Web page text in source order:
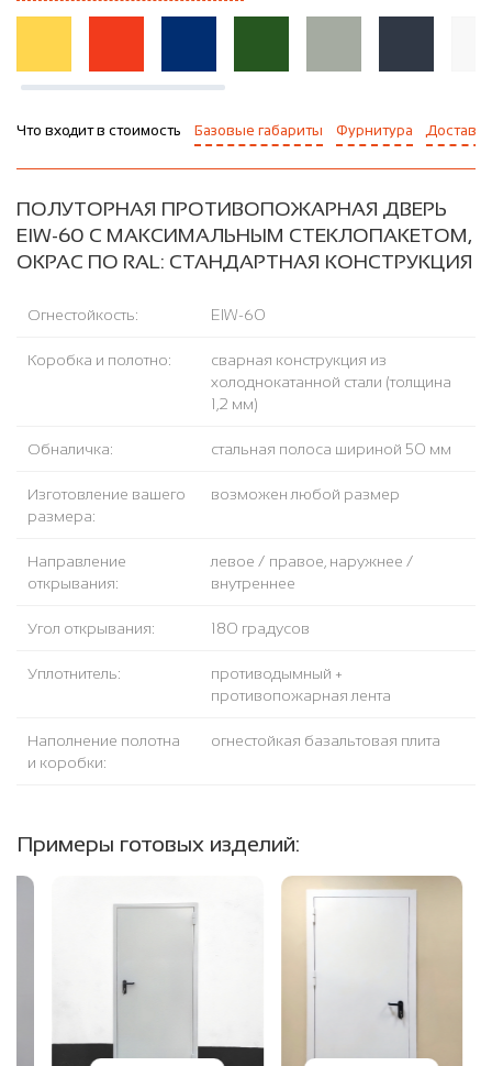
Что входит в стоимость Базовые габариты Фурнитура Доставка
ПОЛУТОРНАЯ ПРОТИВОПОЖАРНАЯ ДВЕРЬ
EIW-60 С МАКСИМАЛЬНЫМ СТЕКЛОПАКЕТОМ,
ОКРАС ПО RAL: СТАНДАРТНАЯ КОНСТРУКЦИЯ
Огнестойкость: EIW-60
Коробка и полотно:
сварная конструкция из
холоднокатанной стали (толщина
1,2 мм)
Обналичка: стальная полоса шириной 50 мм
Изготовление вашего
размера:
возможен любой размер
Направление
открывания:
левое / правое, наружнее /
внутреннее
Угол открывания: 180 градусов
Уплотнитель:
противодымный +
противопожарная лента
Наполнение полотна
и коробки:
огнестойкая базальтовая плита
Примеры готовых изделий: